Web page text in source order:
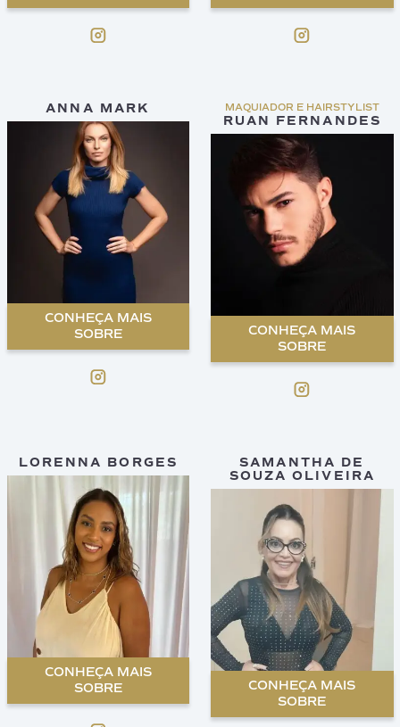
ANNA MARK
CONHEÇA MAIS
SOBRE
MAQUIADOR E HAIRSTYLIST
RUAN FERNANDES
CONHEÇA MAIS
SOBRE
LORENNA BORGES
CONHEÇA MAIS
SOBRE
SAMANTHA DE
SOUZA OLIVEIRA
CONHEÇA MAIS
SOBRE